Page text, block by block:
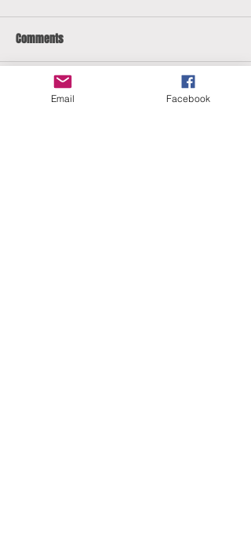
Comments
Write a comment...
Email Facebook